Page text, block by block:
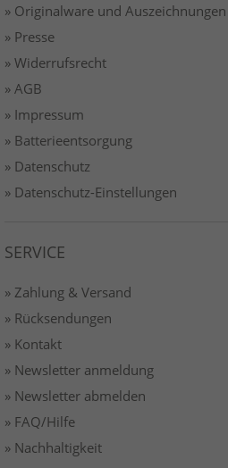
» Originalware und
» Presse
» Widerrufsrecht
» AGB
» Impressum
» Batterieentsorgung
» Datenschutz
» Datenschutz-Einstellungen
SERVICE
» Zahlung & Versand
» Rücksendungen
» Kontakt
» Newsletter anmeldung
» Newsletter abmelden
» FAQ/Hilfe
» Nachhaltigkeit